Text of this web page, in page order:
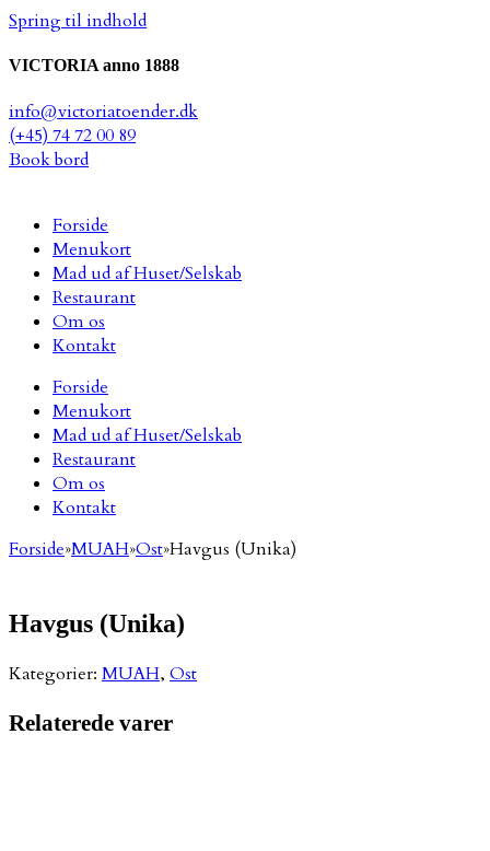
Spring til indhold
VICTORIA anno 1888
info@victoriatoender.dk
(+45) 74 72 00 89
Book bord
Forside
Menukort
Mad ud af Huset/Selskab
Restaurant
Om os
Kontakt
Forside
Menukort
Mad ud af Huset/Selskab
Restaurant
Om os
Kontakt
Forside»MUAH»Ost»Havgus (Unika)
Havgus (Unika)
Kategorier: MUAH, Ost
Relaterede varer